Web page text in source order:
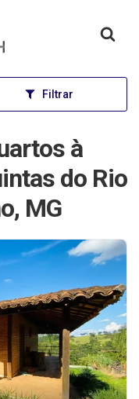
Filtrar
à
do Rio
MG